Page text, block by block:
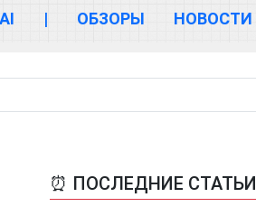
AI | ОБЗОРЫ НОВОСТИ
⏰ ПОСЛЕДНИЕ СТАТЬИ